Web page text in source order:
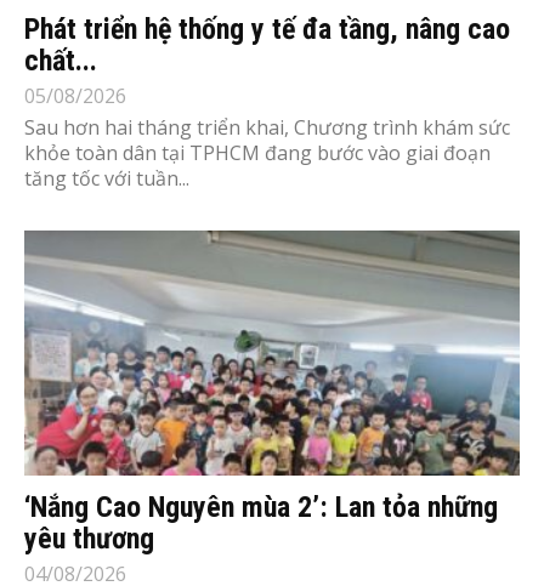
Phát triển hệ thống y tế đa tầng, nâng cao
chất...
05/08/2026
Sau hơn hai tháng triển khai, Chương trình khám sức
khỏe toàn dân tại TPHCM đang bước vào giai đoạn
tăng tốc với tuần...
‘Nắng Cao Nguyên mùa 2’: Lan tỏa những
yêu thương
04/08/2026